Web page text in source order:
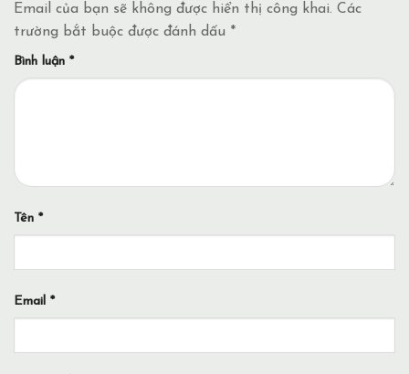
Email của bạn sẽ không được hiển thị công khai. Các
trường bắt buộc được đánh dấu *
Bình luận *
Tên *
Email *